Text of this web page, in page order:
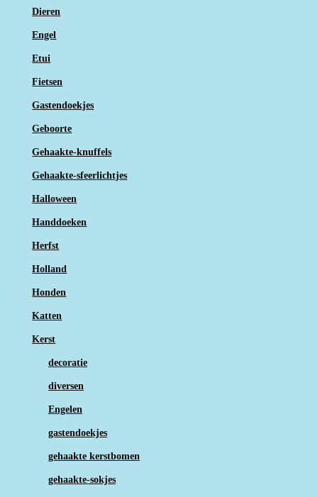
Dieren
Engel
Etui
Fietsen
Gastendoekjes
Geboorte
Gehaakte-knuffels
Gehaakte-sfeerlichtjes
Halloween
Handdoeken
Herfst
Holland
Honden
Katten
Kerst
decoratie
diversen
Engelen
gastendoekjes
gehaakte kerstbomen
gehaakte-sokjes